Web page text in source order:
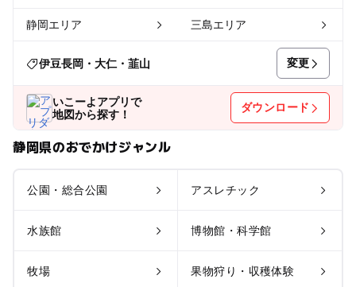
静岡エリア 三島エリア
伊豆長岡・大仁・韮山 変更
いこーよアプリで
地図から探す！
ダウンロード
静岡県のおでかけジャンル
公園・総合公園 アスレチック
水族館 博物館・科学館
牧場 果物狩り・収穫体験